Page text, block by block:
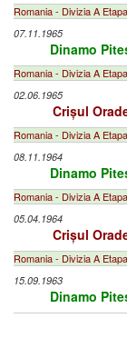
Romania - Divizia A
07.11.1965
Dinamo
Romania - Divizia A
02.06.1965
Crișul
Romania - Divizia A
08.11.1964
Dinamo
Romania - Divizia A
05.04.1964
Crișul
Romania - Divizia A
15.09.1963
Dinamo